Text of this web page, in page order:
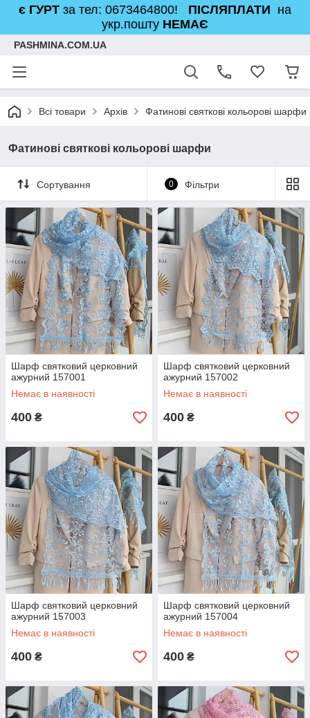
є ГУРТ за тел: 0673464800! ПІСЛЯПЛАТИ на
укр.пошту НЕМАЄ
PASHMINA.COM.UA
Всі товари Архів Фатинові святкові кольорові шарфи
Фатинові святкові кольорові шарфи
Сортування 0 Фільтри
Шарф святковий церковний
ажурний 157001
Немає в наявності
400 ₴
Шарф святковий церковний
ажурний 157002
Немає в наявності
400 ₴
Шарф святковий церковний
ажурний 157003
Немає в наявності
400 ₴
Шарф святковий церковний
ажурний 157004
Немає в наявності
400 ₴